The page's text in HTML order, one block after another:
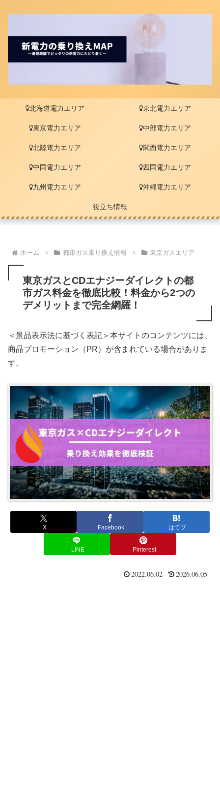
北海道電力エリア 東北電力エリア
東京電力エリア 中部電力エリア
北陸電力エリア 関西電力エリア
中国電力エリア 四国電力エリア
九州電力エリア 沖縄電力エリア
役立ち情報
ホーム 都市ガス乗り換え情報 東京ガスエリア
東京ガスとCDエナジーダイレクトの都
市ガス料金を徹底比較！料金から2つの
デメリットまで完全網羅！
＜景品表示法に基づく表記＞本サイトのコンテンツには、
商品プロモーション（PR）が含まれている場合がありま
す。
X Facebook はてブ
LINE Pinterest
2022.06.02 2026.06.05